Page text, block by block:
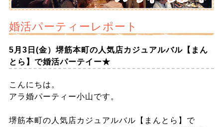
婚活パーティーレポート
5月3日(金）堺筋本町の人気店カジュアルバル【まん
とら】で婚活パーテイー★
こんにちは。
アラ婚パーティー小山です。
堺筋本町の人気店カジュアルバル【まんとら】で